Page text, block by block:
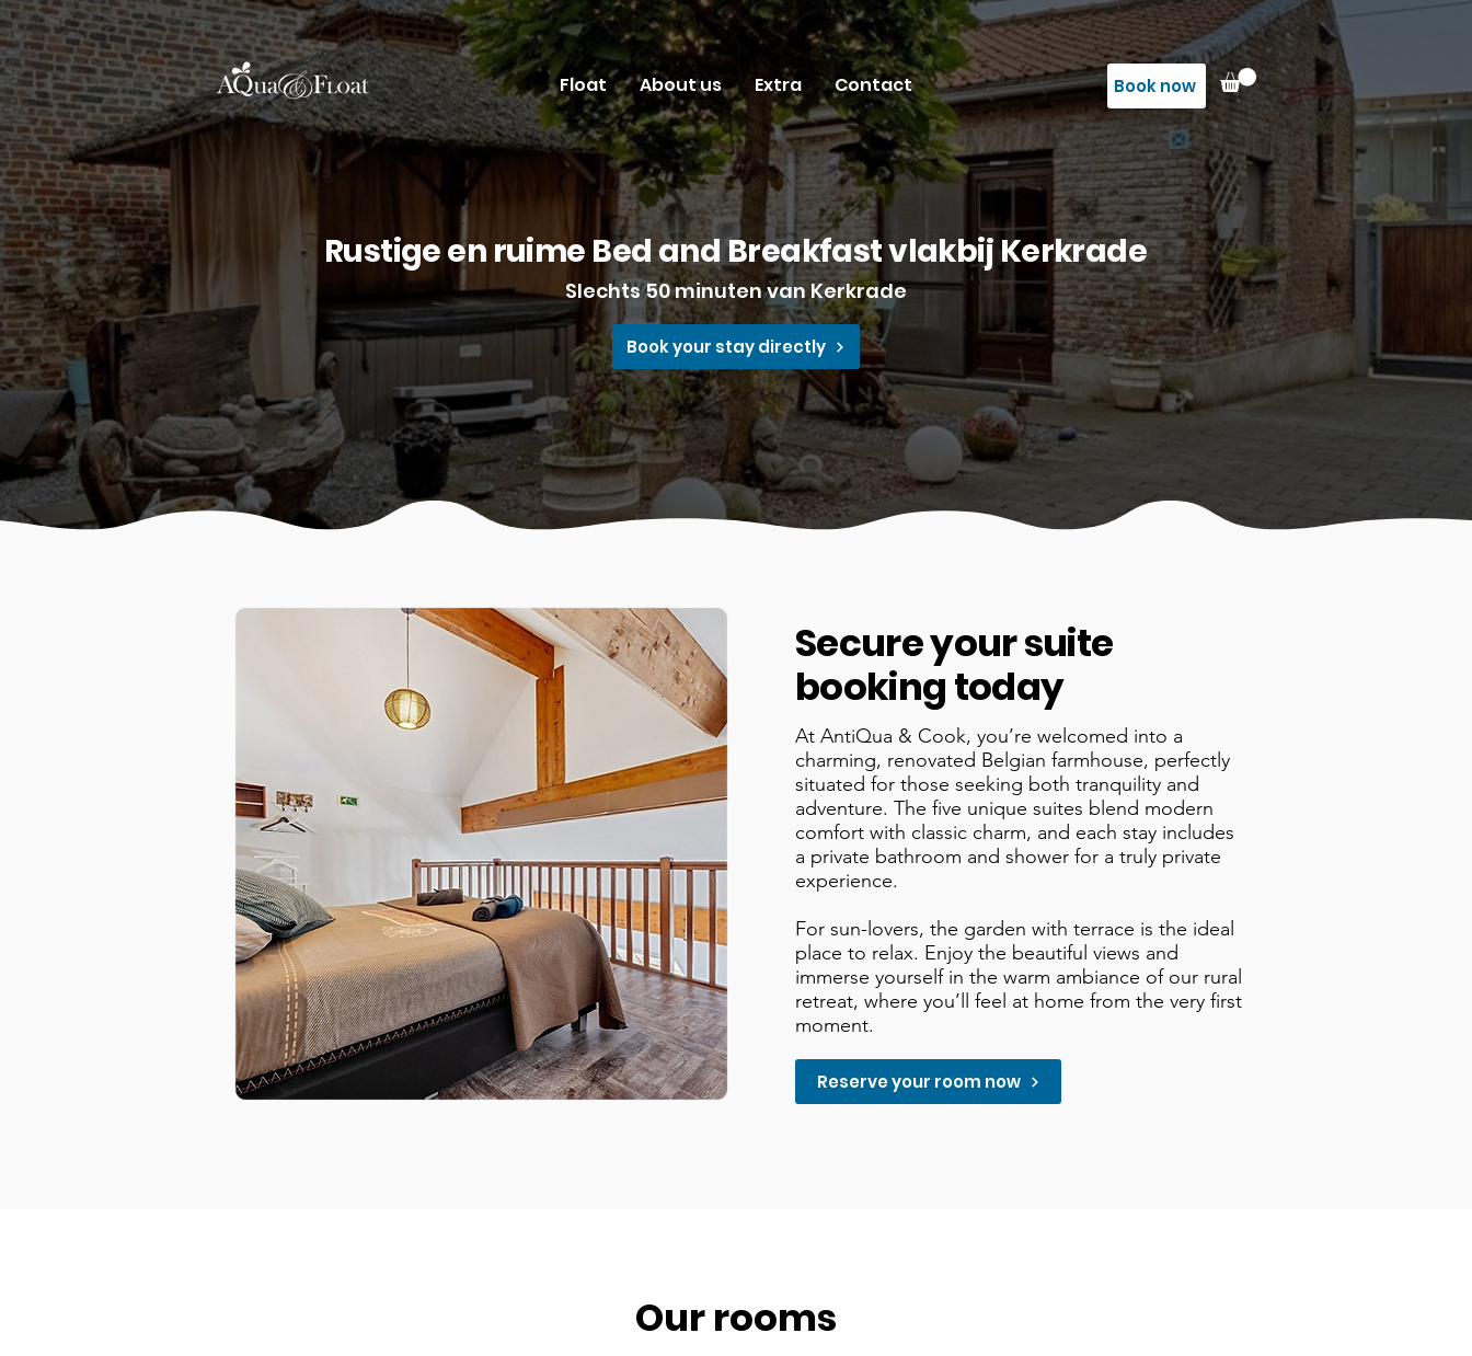
Float About us Extra Contact Book now
Rustige en ruime Bed and Breakfast vlakbij Kerkrade
Slechts 50 minuten van Kerkrade
Book your stay directly
Secure your suite
booking today
At AntiQua & Cook, you’re welcomed into a
charming, renovated Belgian farmhouse, perfectly
situated for those seeking both tranquility and
adventure. The five unique suites blend modern
comfort with classic charm, and each stay includes
a private bathroom and shower for a truly private
experience.
​For sun-lovers, the garden with terrace is the ideal
place to relax. Enjoy the beautiful views and
immerse yourself in the warm ambiance of our rural
retreat, where you’ll feel at home from the very first
moment.
Reserve your room now
Our rooms